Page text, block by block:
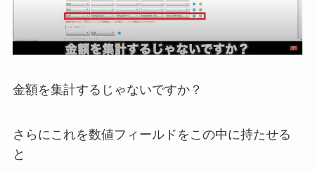
金額を集計するじゃないですか？
さらにこれを数値フィールドをこの中に持たせる
と